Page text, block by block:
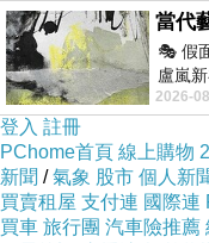
🎭 假
盧嵐
運用
2026-
登入 註冊
PChome首頁 線上購物
新聞 /氣象 股市 個人新
買賣租屋 支付連 國際連
買車 旅行團 汽車險推薦